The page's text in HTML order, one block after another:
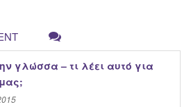
γλώσσα – τι λέει αυτό για